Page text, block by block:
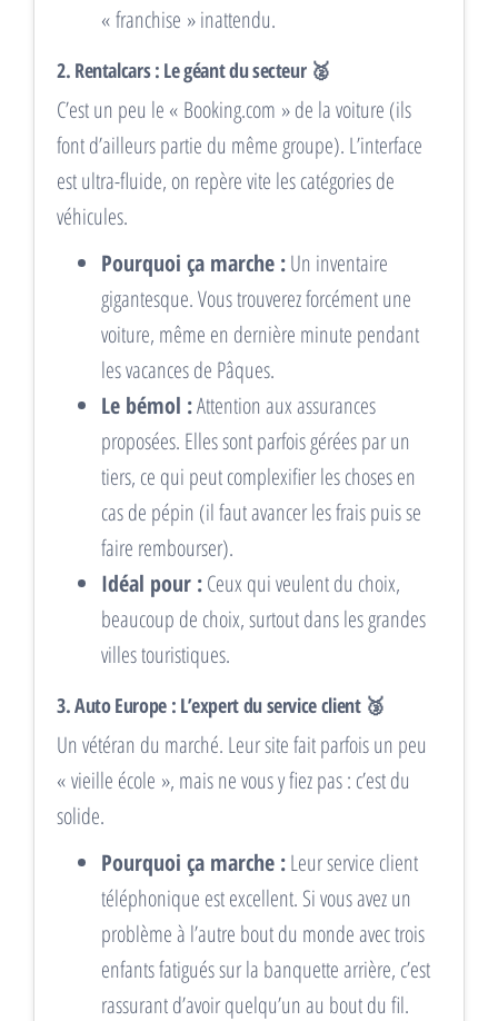
« franchise » inattendu.
2. Rentalcars : Le géant du secteur 🥈
C’est un peu le « Booking.com » de la voiture (ils
font d’ailleurs partie du même groupe). L’interface
est ultra-fluide, on repère vite les catégories de
véhicules.
Pourquoi ça marche :Un inventaire
gigantesque. Vous trouverez forcément une
voiture, même en dernière minute pendant
les vacances de Pâques.
Le bémol :Attention aux assurances
proposées. Elles sont parfois gérées par un
tiers, ce qui peut complexifier les choses en
cas de pépin (il faut avancer les frais puis se
faire rembourser).
Idéal pour :Ceux qui veulent du choix,
beaucoup de choix, surtout dans les grandes
villes touristiques.
3. Auto Europe : L’expert du service client 🥉
Un vétéran du marché. Leur site fait parfois un peu
« vieille école », mais ne vous y fiez pas : c’est du
solide.
Pourquoi ça marche :Leur service client
téléphonique est excellent. Si vous avez un
problème à l’autre bout du monde avec trois
enfants fatigués sur la banquette arrière, c’est
rassurant d’avoir quelqu’un au bout du fil.